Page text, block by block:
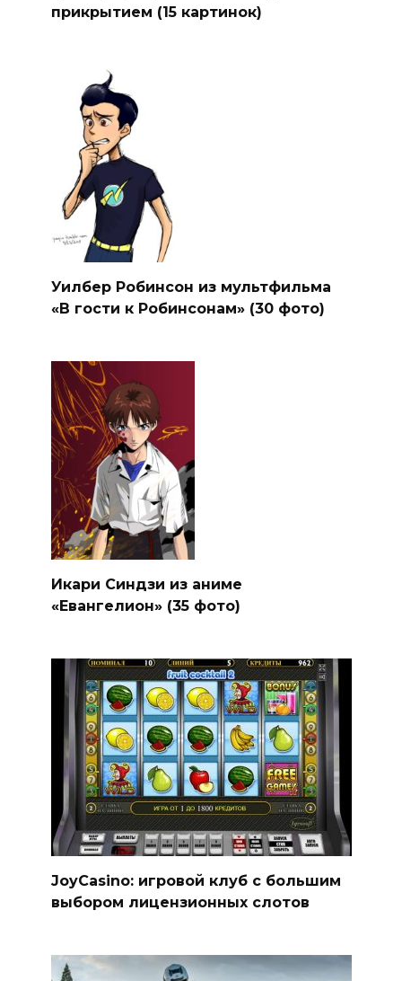
прикрытием (15 картинок)
Уилбер Робинсон из мультфильма
«В гости к Робинсонам» (30 фото)
Икари Синдзи из аниме
«Евангелион» (35 фото)
JoyCasino: игровой клуб с большим
выбором лицензионных слотов